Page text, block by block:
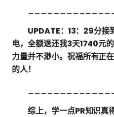
UPDATE：13：29分接
电，全额退还我3天1740元
力量并不渺小。祝福所有正
的人！
综上，学一点PR知识真